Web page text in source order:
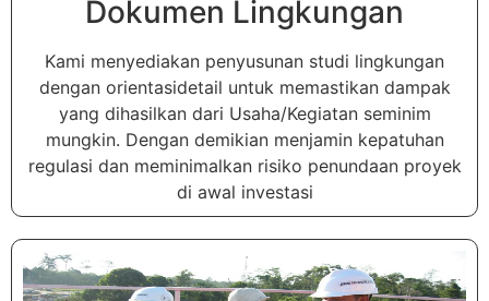
Dokumen Lingkungan
Kami menyediakan penyusunan studi lingkungan
dengan orientasidetail untuk memastikan dampak
yang dihasilkan dari Usaha/Kegiatan seminim
mungkin. Dengan demikian menjamin kepatuhan
regulasi dan meminimalkan risiko penundaan proyek
di awal investasi